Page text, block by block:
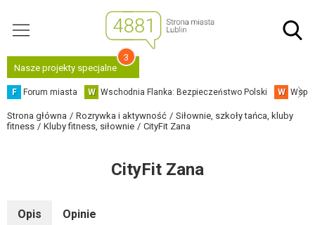
Nasze projekty specjalne
3
F Forum miasta W Wschodnia Flanka: Bezpieczeństwo Polski W
Strona główna Rozrywka i aktywność
Siłownie, szkoły tańca, kluby
fitness
Kluby fitness, siłownie CityFit Zana
CityFit Zana
Opis Opinie